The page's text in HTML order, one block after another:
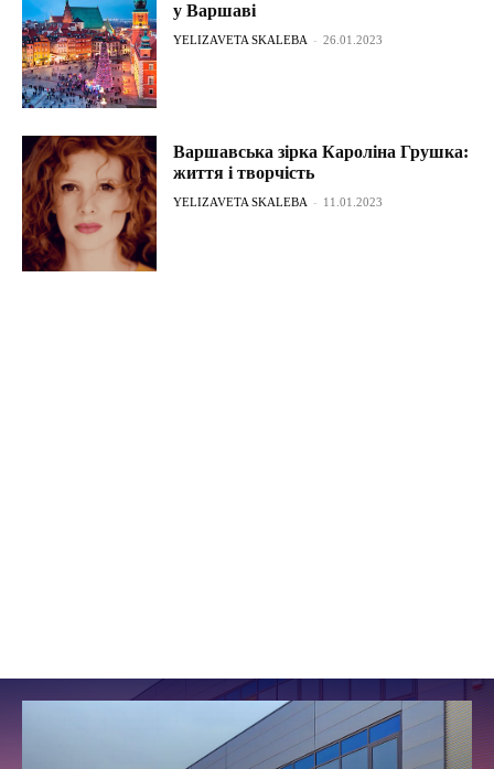
у Варшаві
YELIZAVETA SKALEBA - 26.01.2023
Варшавська зірка Кароліна Грушка:
життя і творчість
YELIZAVETA SKALEBA - 11.01.2023